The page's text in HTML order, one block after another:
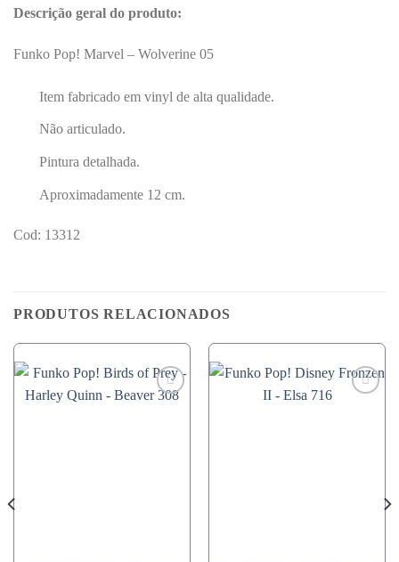
Descrição geral do produto:
Funko Pop! Marvel – Wolverine 05
Item fabricado em vinyl de alta qualidade.
Não articulado.
Pintura detalhada.
Aproximadamente 12 cm.
Cod: 13312
PRODUTOS RELACIONADOS